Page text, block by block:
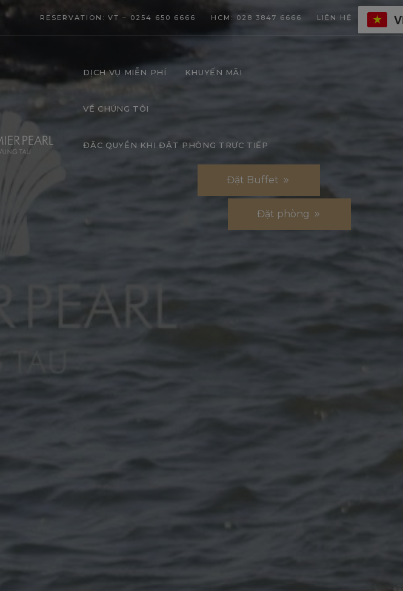
RESERVATION: VT – 0254 650 6666 HCM: 028 3847 6666 LIÊN HỆ
DỊCH VỤ MIỄN PHÍ KHUYẾN MÃI
VỀ CHÚNG TÔI
ĐẶC QUYỀN KHI ĐẶT PHÒNG TRỰC TIẾP
Đặt Buffet
Đặt phòng
modal-check